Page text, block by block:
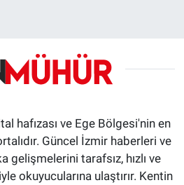
hafızası ve Ege Bölgesi'nin en
Güncel İzmir haberleri ve
gelişmelerini tarafsız, hızlı ve
okuyucularına ulaştırır. Kentin